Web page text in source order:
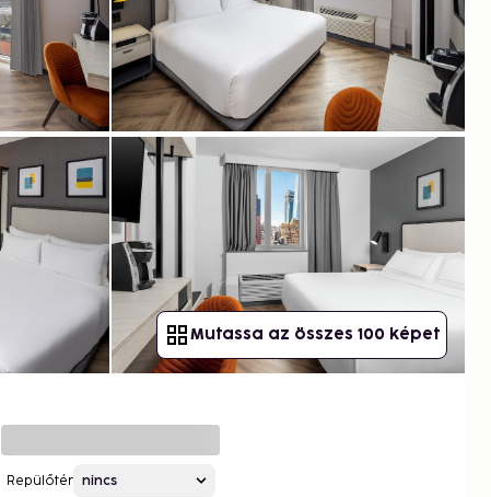
Mutassa az összes 100 képet
Repülőtér